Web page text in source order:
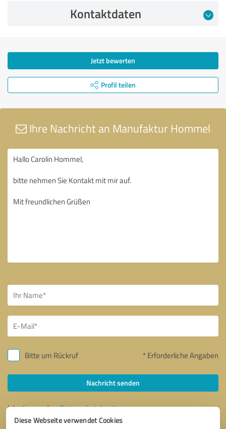
Diese Webseite verwendet Cookies
Kontaktdaten
Jetzt bewerten
Profil teilen
Ihre Nachricht an Manufaktur Hommel
Bitte um Rückruf * Erforderliche Angaben
Nachricht senden
Ich stimme denDatenschutzbestimmungenzu.